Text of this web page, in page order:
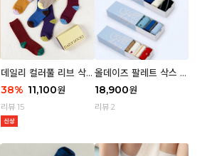
데일리 컬러풀 리브 삭스
우먼 3P 세트
38% 11,100원
리뷰 15
올데이즈 팔레트 삭스 우
먼 5P
18,900원
리뷰 2